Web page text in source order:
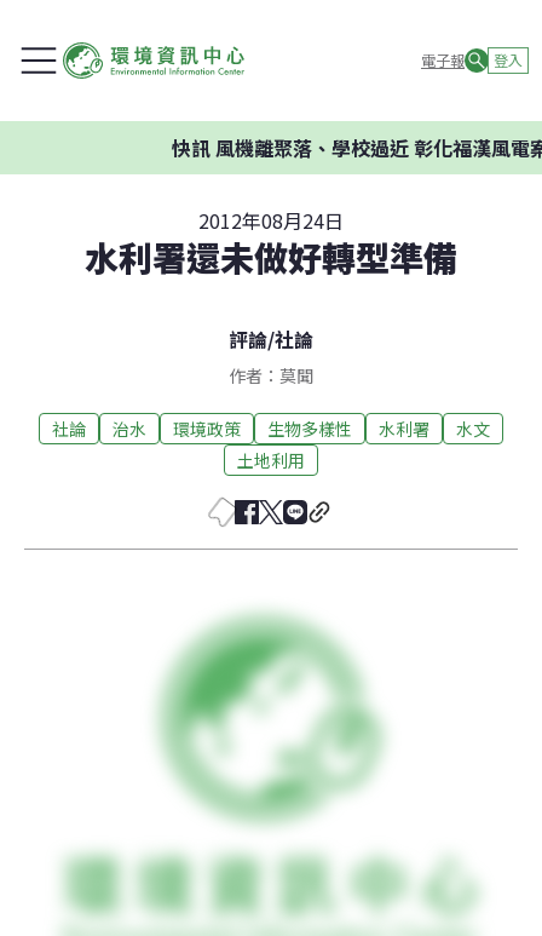
電子報 登入
快訊風機離聚落、學校過近 彰化福漢風電案
2012年08月24日
水利署還未做好轉型準備
評論/社論
作者：莫聞
社論 治水 環境政策 生物多樣性 水利署
水文
土地利用